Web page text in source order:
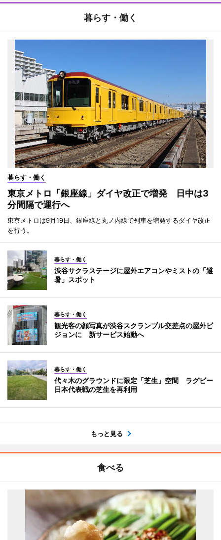
暮らす・働く
暮らす・働く
東京メトロ「銀座線」ダイヤ改正で増発 日中は3
分間隔で運行へ
東京メトロは9月19日、銀座線と丸ノ内線で列車を増発するダイヤ改正
を行う。
暮らす・働く
渋谷サクラステージに屋外エアコンやミストの「避
暑」スポット
暮らす・働く
観光客の顔写真が渋谷スクランブル交差点の屋外ビ
ジョンに 新サービス始動へ
暮らす・働く
代々木のグラウンドに限定「芝生」空間 ラグビー
日本代表戦の芝生を再利用
もっと見る
食べる